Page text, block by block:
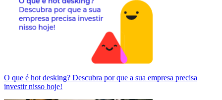
O que é hot desking? Descubra por que a sua empresa precisa
investir nisso hoje!